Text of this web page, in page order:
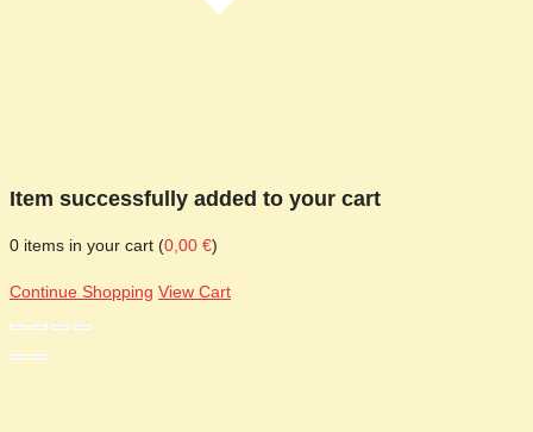
Item successfully added to your cart
0 items in your cart (0,00 €)
Continue Shopping View Cart